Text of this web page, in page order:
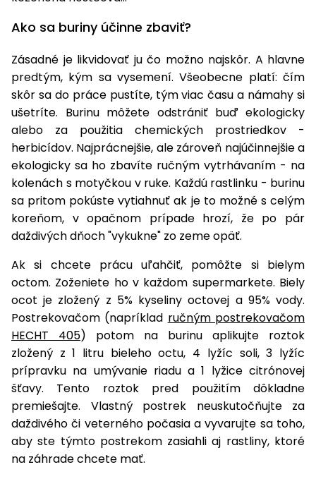
Náhradné
nože
dreva
Drviče
vetiev
Špalíkovače
Fukáre a
vysávače
na lístie
Záhradné
vozíky
Rozmetadlá
a posypové
vozíky
Čerpadlá
a
vodárne
Vysokotlakové
umývačky
Zametacie
Ochrana
rastlín
koše
Krhly
textílie
Odpudzovače
a pasce
Príslušenstvo
dosky
Transportéry
Rezačky
na
betón
Meracie
prístroje
Nabíjačky
Vykurovanie
Navijaky
Príslušenstvo
Bagre
Seniorské
Prilby
Doplnky
Ako sa buriny účinne zbaviť?
Zásadné je likvidovať ju čo možno najskôr. A hlavne
predtým, kým sa vysemení. Všeobecne platí: čím
skôr sa do práce pustíte, tým viac času a námahy si
ušetríte. Burinu môžete odstrániť buď ekologicky
alebo za použitia chemických prostriedkov -
herbicídov. Najprácnejšie, ale zároveň najúčinnejšie a
ekologicky sa ho zbavíte ručným vytrhávaním - na
kolenách s motyčkou v ruke. Každú rastlinku - burinu
sa pritom pokúste vytiahnuť ak je to možné s celým
koreňom, v opačnom prípade hrozí, že po pár
daždivých dňoch "vykukne" zo zeme opäť.
Ak si chcete prácu uľahčiť, pomôžte si bielym
octom. Zoženiete ho v každom supermarkete. Biely
ocot je zložený z 5% kyseliny octovej a 95% vody.
Postrekovačom (napríklad ručným postrekovačom
HECHT 405) potom na burinu aplikujte roztok
zložený z 1 litru bieleho octu, 4 lyžíc soli, 3 lyžíc
prípravku na umývanie riadu a 1 lyžice citrónovej
šťavy. Tento roztok pred použitím dôkladne
premiešajte. Vlastný postrek neuskutočňujte za
daždivého či veterného počasia a vyvarujte sa toho,
aby ste týmto postrekom zasiahli aj rastliny, ktoré
na záhrade chcete mať.